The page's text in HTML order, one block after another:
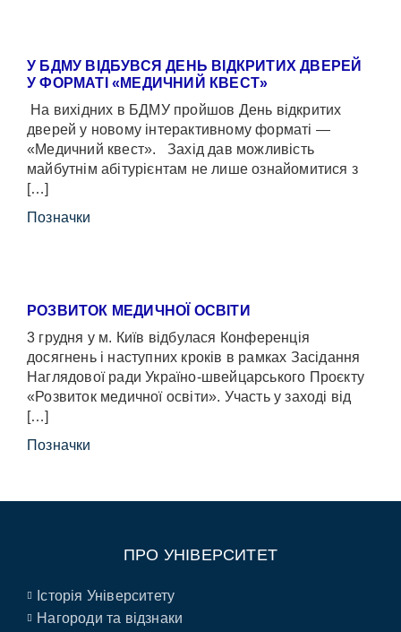
У БДМУ ВІДБУВСЯ ДЕНЬ ВІДКРИТИХ ДВЕРЕЙ
У ФОРМАТІ «МЕДИЧНИЙ КВЕСТ»
На вихідних в БДМУ пройшов День відкритих
дверей у новому інтерактивному форматі —
«Медичний квест». Захід дав можливість
майбутнім абітурієнтам не лише ознайомитися з
[…]
Позначки
РОЗВИТОК МЕДИЧНОЇ ОСВІТИ
3 грудня у м. Київ відбулася Конференція
досягнень і наступних кроків в рамках Засідання
Наглядової ради Україно-швейцарського Проєкту
«Розвиток медичної освіти». Участь у заході від
[…]
Позначки
ПРО УНІВЕРСИТЕТ
Історія Університету
Нагороди та відзнаки